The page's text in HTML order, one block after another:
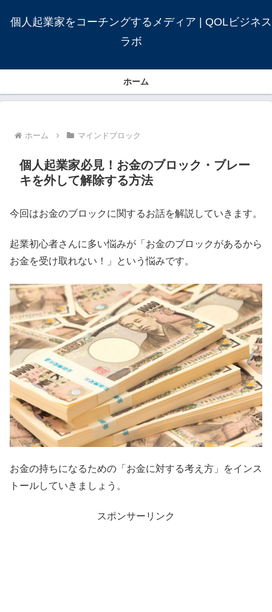
個人起業家をコーチングするメディア | QOLビジネス
ラボ
ホーム
ホーム マインドブロック
個人起業家必見！お金のブロック・ブレー
キを外して解除する方法
今回はお金のブロックに関するお話を解説していきます。
起業初心者さんに多い悩みが「お金のブロックがあるから
お金を受け取れない！」という悩みです。
お金の持ちになるための「お金に対する考え方」をインス
トールしていきましょう。
スポンサーリンク